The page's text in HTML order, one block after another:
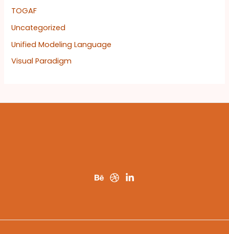
TOGAF
Uncategorized
Unified Modeling Language
Visual Paradigm